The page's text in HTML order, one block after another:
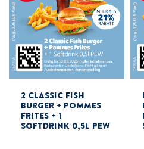
2 Classic Fish
Burger + Pommes
Frites + 1
Softdrink 0,5l PEW